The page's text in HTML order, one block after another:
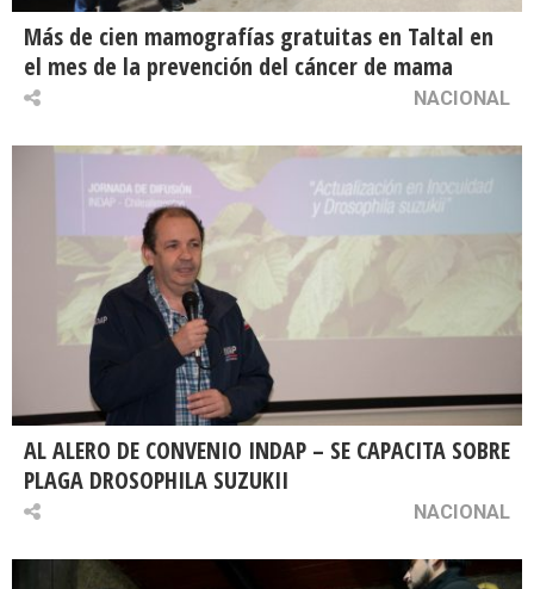
Más de cien mamografías gratuitas en Taltal en
el mes de la prevención del cáncer de mama
NACIONAL
AL ALERO DE CONVENIO INDAP – SE CAPACITA SOBRE
PLAGA DROSOPHILA SUZUKII
NACIONAL